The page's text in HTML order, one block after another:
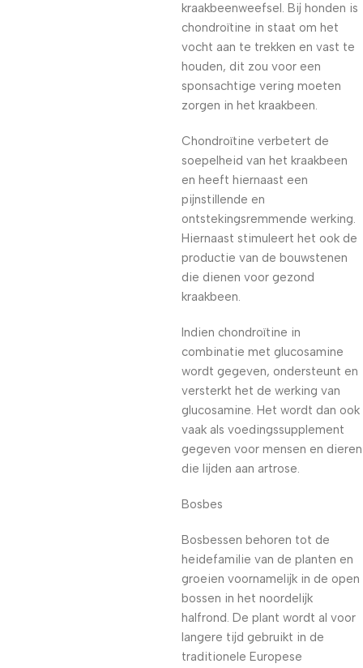
kraakbeenweefsel. Bij honden is
chondroïtine in staat om het
vocht aan te trekken en vast te
houden, dit zou voor een
sponsachtige vering moeten
zorgen in het kraakbeen.
Chondroïtine verbetert de
soepelheid van het kraakbeen
en heeft hiernaast een
pijnstillende en
ontstekingsremmende werking.
Hiernaast stimuleert het ook de
productie van de bouwstenen
die dienen voor gezond
kraakbeen.
Indien chondroïtine in
combinatie met glucosamine
wordt gegeven, ondersteunt en
versterkt het de werking van
glucosamine. Het wordt dan ook
vaak als voedingssupplement
gegeven voor mensen en dieren
die lijden aan artrose.
Bosbes
Bosbessen behoren tot de
heidefamilie van de planten en
groeien voornamelijk in de open
bossen in het noordelijk
halfrond. De plant wordt al voor
langere tijd gebruikt in de
traditionele Europese